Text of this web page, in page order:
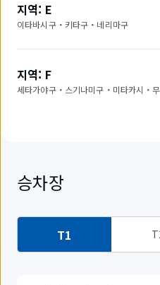
지역: E
이타바시구・키타구・네리마구
지역: F
세타가야구・스기나미구・미타카시・
승차장
T1